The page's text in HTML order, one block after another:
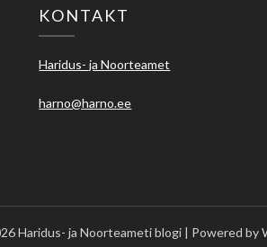
KONTAKT
Haridus- ja Noorteamet
harno@harno.ee
Haridus- ja Noorteameti blogi | Powered by